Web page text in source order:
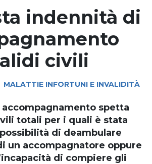
indennità di
civili
MALATTIE INFORTUNI E INVALIDITÀ
accompagnamento spetta
totali per i quali è stata
di deambulare
un accompagnatore oppure
di compiere gli